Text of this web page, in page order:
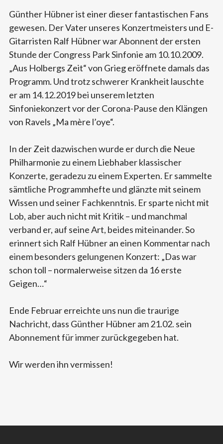
Günther Hübner ist einer dieser fantastischen Fans
gewesen. Der Vater unseres Konzertmeisters und E-
Gitarristen Ralf Hübner war Abonnent der ersten
Stunde der Congress Park Sinfonie am 10.10.2009.
„Aus Holbergs Zeit“ von Grieg eröffnete damals das
Programm. Und trotz schwerer Krankheit lauschte
er am 14.12.2019 bei unserem letzten
Sinfoniekonzert vor der Corona-Pause den Klängen
von Ravels „Ma mère l’oye“.
In der Zeit dazwischen wurde er durch die Neue
Philharmonie zu einem Liebhaber klassischer
Konzerte, geradezu zu einem Experten. Er sammelte
sämtliche Programmhefte und glänzte mit seinem
Wissen und seiner Fachkenntnis. Er sparte nicht mit
Lob, aber auch nicht mit Kritik – und manchmal
verband er, auf seine Art, beides miteinander. So
erinnert sich Ralf Hübner an einen Kommentar nach
einem besonders gelungenen Konzert: „Das war
schon toll – normalerweise sitzen da 16 erste
Geigen…“
Ende Februar erreichte uns nun die traurige
Nachricht, dass Günther Hübner am 21.02. sein
Abonnement für immer zurückgegeben hat.
Wir werden ihn vermissen!